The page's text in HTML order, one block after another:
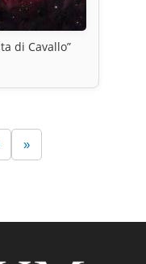
di Cavallo”
»